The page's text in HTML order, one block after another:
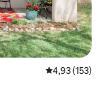
prosječna
4,93 (153)